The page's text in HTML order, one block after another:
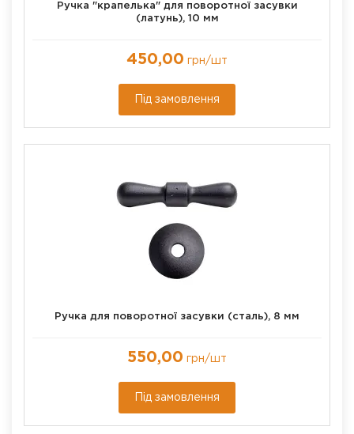
Ручка "крапелька" для поворотної засувки
(латунь), 10 мм
450,00 грн/шт
Під замовлення
Ручка для поворотної засувки (сталь), 8 мм
550,00 грн/шт
Під замовлення